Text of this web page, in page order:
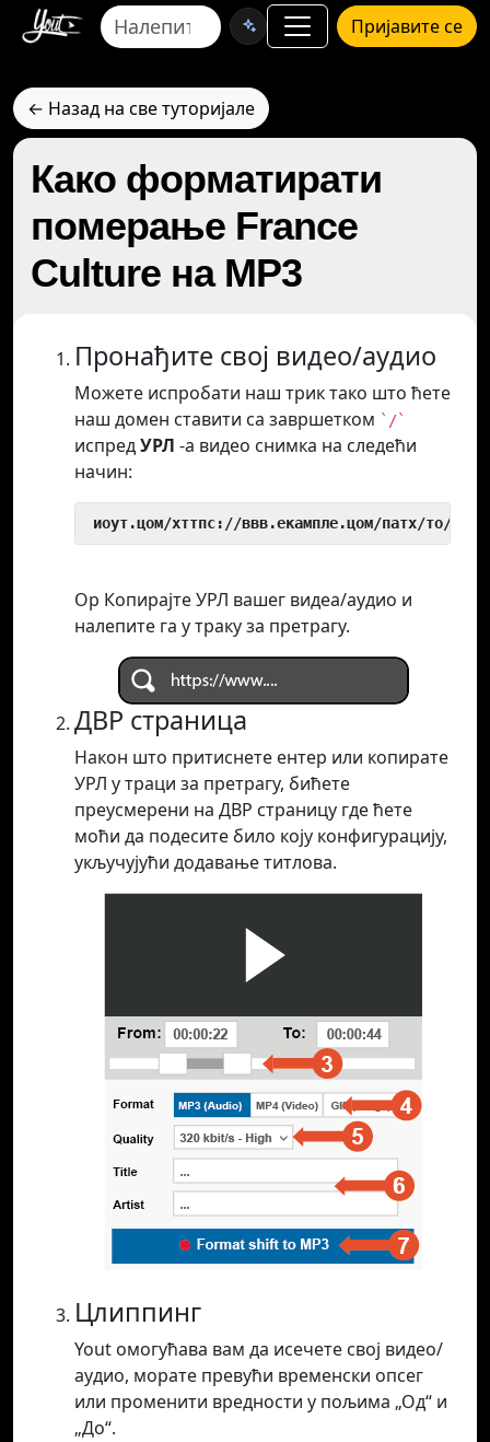
Пријавите се
← Назад на све туторијале
Како форматирати
померање France
Culture на MP3
Пронађите свој видео/аудио
Можете испробати наш трик тако што ћете
наш домен ставити са завршетком `/`
испредУРЛ -а видео снимка на следећи
начин:
иоут.цом/хттпс://ввв.екампле.цом/патх/то/
Ор Копирајте УРЛ вашег видеа/аудио и
налепите га у траку за претрагу.
ДВР страница
Након што притиснете ентер или копирате
УРЛ у траци за претрагу, бићете
преусмерени на ДВР страницу где ћете
моћи да подесите било коју конфигурацију,
укључујући додавање титлова.
Цлиппинг
Yout омогућава вам да исечете свој видео/
аудио, морате превући временски опсег
или променити вредности у пољима „Од“ и
„До“.